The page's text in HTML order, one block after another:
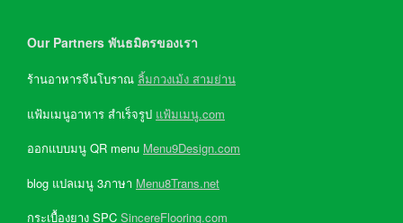
Our Partners พันธมิตรของเรา
ร้านอาหารจีนโบราณ ลิ้มกวงเม้ง สามย่าน
แฟ้มเมนูอาหาร สำเร็จรูป แฟ้มเมนู.com
ออกแบบมนู QR menu Menu9Design.com
blog แปลเมนู 3ภาษา Menu8Trans.net
กระเบื้องยาง SPC SincereFlooring.com